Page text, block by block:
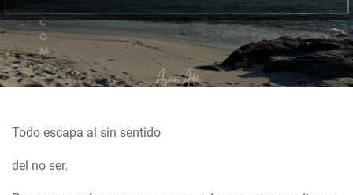
Todo escapa al sin sentido
del no ser.